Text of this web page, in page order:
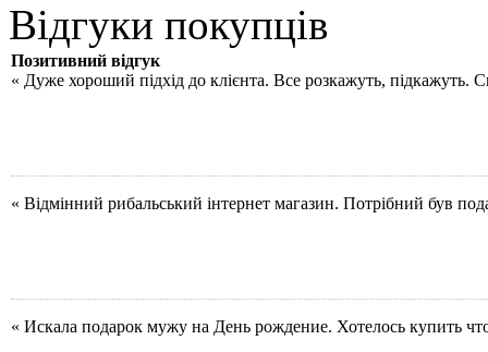
Відгуки покупців
Позитивний відгук
« Дуже хороший підхід до клієнта. Все розкажуть, підкажуть.
« Відмінний рибальський інтернет магазин. Потрібний був
« Искала подарок мужу на День рождение. Хотелось купить